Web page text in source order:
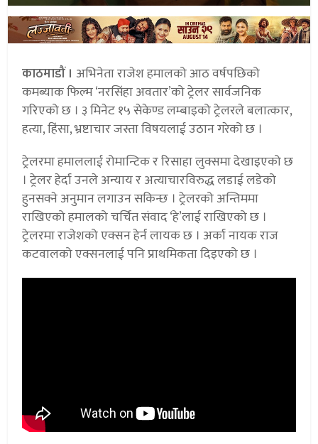
काठमाडौं । अभिनेता राजेश हमालको आठ वर्षपछिको
कमब्याक फिल्म ‘नरसिंहा अवतार’को ट्रेलर सार्वजनिक
गरिएको छ । ३ मिनेट १५ सेकेण्ड लम्बाइको ट्रेलरले बलात्कार,
हत्या, हिंसा, भ्रष्टाचार जस्ता विषयलाई उठान गरेको छ ।
ट्रेलरमा हमाललाई रोमान्टिक र रिसाहा लुक्समा देखाइएको छ
। ट्रेलर हेर्दा उनले अन्याय र अत्याचारविरुद्ध लडाई लडेको
हुनसक्ने अनुमान लगाउन सकिन्छ । ट्रेलरको अन्तिममा
राखिएको हमालको चर्चित संवाद ‘हे’लाई राखिएको छ ।
ट्रेलरमा राजेशको एक्सन हेर्न लायक छ । अर्का नायक राज
कटवालको एक्सनलाई पनि प्राथमिकता दिइएको छ ।